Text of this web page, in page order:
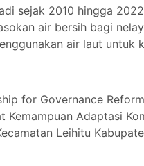
sejak 2010 hingga
air bersih bagi
air laut untuk
for Governance
Kemampuan Adaptasi
Leihitu